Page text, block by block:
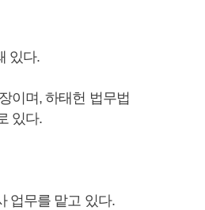
있다.
이며, 하태헌 법무법
있다.
업무를 맡고 있다.